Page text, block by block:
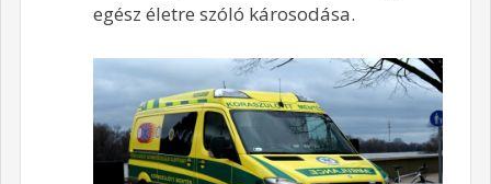
egész életre szóló károsodása.